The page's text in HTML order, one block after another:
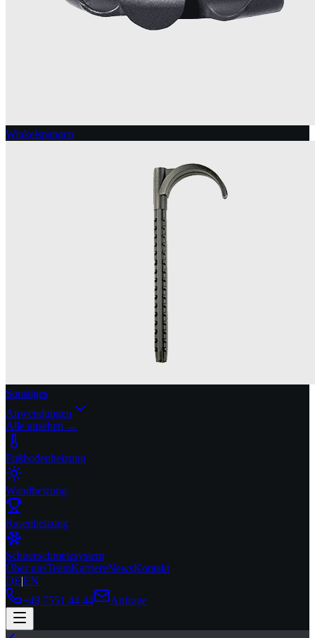
Winkelspangen
Sonstiges
Anwendungen
Alle ansehen →
Fußbodenheizung
Wandheizung
Rasenheizung
Schneeschmelzsystem
Über unsTeamKarriereNewsKontakt
DE|EN
+49 7551 44 44
Anfrage